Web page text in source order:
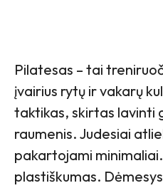
Pilatesas – tai
įvairius rytų ir vakarų
taktikas, skirtas lavinti
raumenis. Judesiai
pakartojami
plastiškumas.